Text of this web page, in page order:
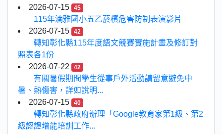
2026-07-15
45
115年湳雅國小五乙菸檳危害防制表演影片
2026-07-15
42
轉知彰化縣115年度語文競賽實施計畫及修訂對
照表各1份
2026-07-22
42
有關暑假期間學生從事戶外活動請留意避免中
暑、熱傷害，詳如說明...
2026-07-15
40
轉知彰化縣政府辦理「Google教育家第1級、第2
級認證增能培訓工作...